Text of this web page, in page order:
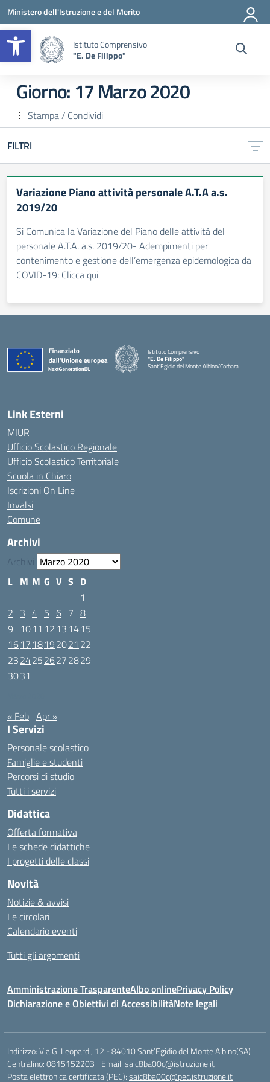
Apri la barra degli strumenti
Vai ai contenuti
Vai al menu di navigazione
Vai al footer
Ministero dell'Istruzione e del Merito
Istituto Comprensivo
"E. De Filippo"
Giorno: 17 Marzo 2020
Stampa / Condividi
FILTRI
Variazione Piano attività personale A.T.A a.s.
2019/20
Si Comunica la Variazione del Piano delle attività del
personale A.T.A. a.s. 2019/20- Adempimenti per
contenimento e gestione dell’emergenza epidemologica da
COVID-19: Clicca qui
Istituto Comprensivo
"E. De Filippo"
Sant'Egidio del Monte Albino/Corbara
Link Esterni
MIUR
Ufficio Scolastico Regionale
Ufficio Scolastico Territoriale
Scuola in Chiaro
Iscrizioni On Line
Invalsi
Comune
Archivi
Archivi
L M M G V S D
1
2 3 4 5 6 7 8
9 1011 12 13 1415
1617 18192021 22
23242526272829
3031
« Feb Apr »
I Servizi
Personale scolastico
Famiglie e studenti
Percorsi di studio
Tutti i servizi
Didattica
Offerta formativa
Le schede didattiche
I progetti delle classi
Novità
Notizie & avvisi
Le circolari
Calendario eventi
Tutti gli argomenti
Amministrazione TrasparenteAlbo onlinePrivacy Policy
Dichiarazione e Obiettivi di AccessibilitàNote legali
Indirizzo:Via G. Leopardi, 12 - 84010 Sant’Egidio del Monte Albino(SA)
Centralino:0815152203 Email:saic8ba00c@istruzione.it
Posta elettronica certificata (PEC):saic8ba00c@pec.istruzione.it